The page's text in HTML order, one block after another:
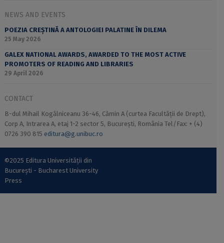
NEWS AND EVENTS
POEZIA CREȘTINĂ A ANTOLOGIEI PALATINE ÎN DILEMA
25 May 2026
GALEX NATIONAL AWARDS, AWARDED TO THE MOST ACTIVE
PROMOTERS OF READING AND LIBRARIES
29 April 2026
CONTACT
B-dul Mihail Kogălniceanu 36-46, Cămin A (curtea Facultății de Drept),
Corp A, Intrarea A, etaj 1-2 sector 5, București, România Tel/Fax: + (4)
0726 390 815 editura@g.unibuc.ro
©2025 Editura Universității din
București - Bucharest University
Press